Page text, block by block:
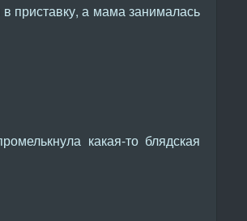
приставку, а мама занималась
какая-то блядская